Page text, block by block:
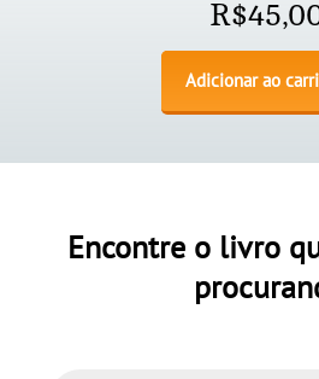
R$
Adicionar ao
Encontre o livro